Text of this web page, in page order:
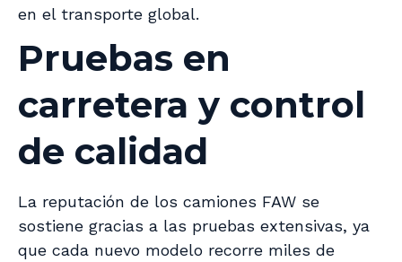
en el transporte global.
Pruebas en
carretera y control
de calidad
La reputación de los camiones FAW se
sostiene gracias a las pruebas extensivas, ya
que cada nuevo modelo recorre miles de